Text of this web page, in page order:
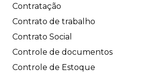
Contratação
Contrato de trabalho
Contrato Social
Controle de documentos
Controle de Estoque